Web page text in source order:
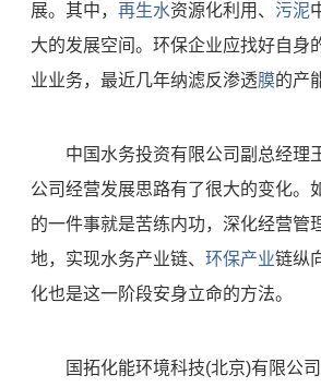
展。其中， 再生水资源化利用、 污泥
大的发展空间。环保企业应找好自身
业业务，最近几年纳滤反渗透膜的产
中国水务投资有限公司副总经理
公司经营发展思路有了很大的变化。
的一件事就是苦练内功，深化经营管
地，实现水务产业链、 环保产业链纵
化也是这一阶段安身立命的方法。
国拓化能环境科技(北京)有限公